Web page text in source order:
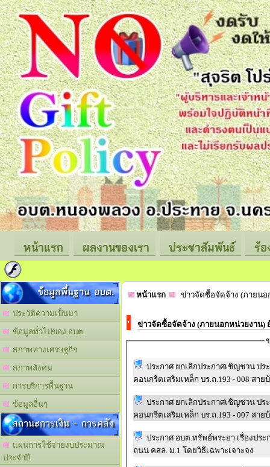
หน้าแรก ผลงานของเรา ประชาสัมพันธ์ ร้
ข้อมูลพื้นฐาน อบต.
ประวัติความเป็นมา
ข้อมูลทั่วไปของ อบต.
สภาพทางเศรษฐกิจ
สภาพสังคม
การบริการพื้นฐาน
ข้อมูลอื่นๆ
สถานะการเงิน - การคลัง
แผนการใช้จ่ายงบประมาณ
ประจำปี
หน้าแรก ข่าวจัดซื้อจัดจ้าง (ภายน
ข่าวจัดซื้อจัดจ้าง (ภายนอกหน่วยงาน)
ประกาศ ยกเลิกประกาศเชิญชวน ปร
คอนกรีตเสริมเหล็ก บร.ถ.193 - 008 สา
ประกาศ ยกเลิกประกาศเชิญชวน ปร
คอนกรีตเสริมเหล็ก บร.ถ.193 - 007 สา
ประกาศ อบต.ทรัพย์พระยา เรื่องปร
ถนน คสล. ม.1 โดยวิธีเฉพาะเจาะจง